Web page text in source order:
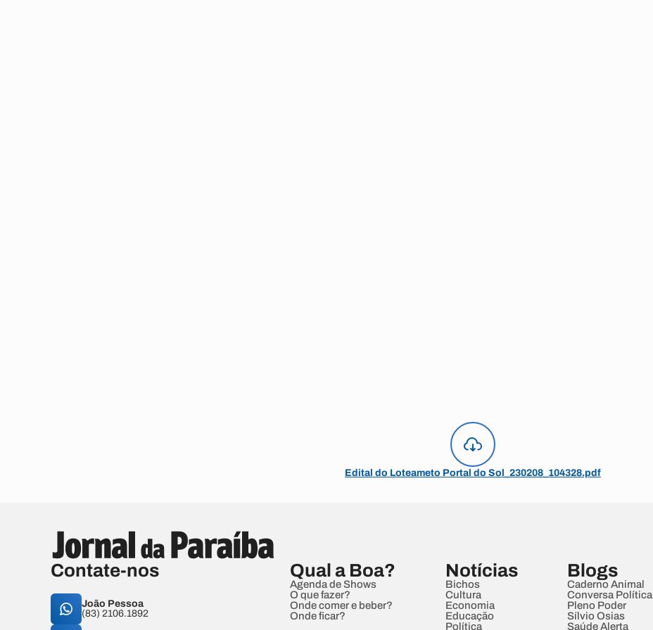
Edital do Loteameto Portal do Sol_230208_104328.pdf
Contate-nos
João Pessoa
(83) 2106.1892
Qual a Boa?
Agenda de Shows
O que fazer?
Onde comer e beber?
Onde ficar?
Notícias
Bichos
Cultura
Economia
Educação
Política
Blogs
Caderno Animal
Conversa Política
Pleno Poder
Sílvio Osias
Saúde Alerta